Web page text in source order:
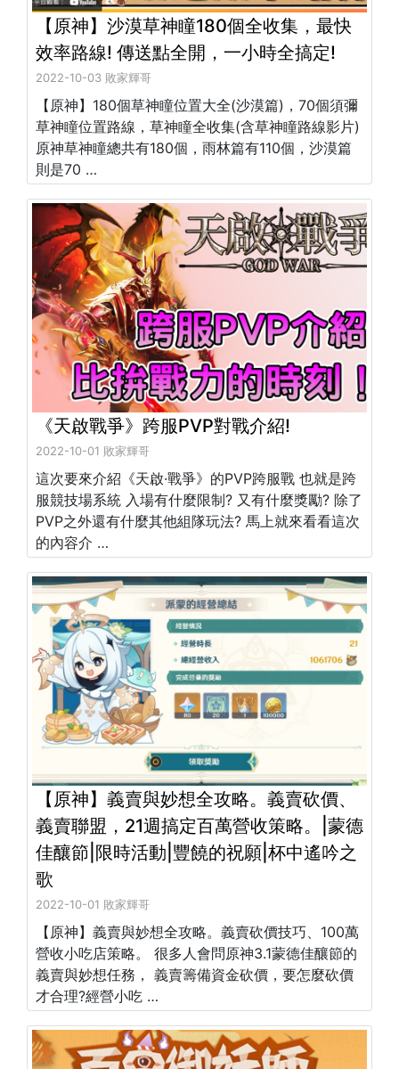
【原神】沙漠草神瞳180個全收集，最快
效率路線! 傳送點全開，一小時全搞定!
2022-10-03 敗家輝哥
【原神】180個草神瞳位置大全(沙漠篇)，70個須彌
草神瞳位置路線，草神瞳全收集(含草神瞳路線影片)
原神草神瞳總共有180個，雨林篇有110個，沙漠篇
則是70 …
《天啟戰爭》跨服PVP對戰介紹!
2022-10-01 敗家輝哥
這次要來介紹《天啟·戰爭》的PVP跨服戰 也就是跨
服競技場系統 入場有什麼限制? 又有什麼獎勵? 除了
PVP之外還有什麼其他組隊玩法? 馬上就來看看這次
的內容介 …
【原神】義賣與妙想全攻略。義賣砍價、
義賣聯盟，21週搞定百萬營收策略。|蒙德
佳釀節|限時活動|豐饒的祝願|杯中遙吟之
歌
2022-10-01 敗家輝哥
【原神】義賣與妙想全攻略。義賣砍價技巧、100萬
營收小吃店策略。 很多人會問原神3.1蒙德佳釀節的
義賣與妙想任務， 義賣籌備資金砍價，要怎麼砍價
才合理?經營小吃 …